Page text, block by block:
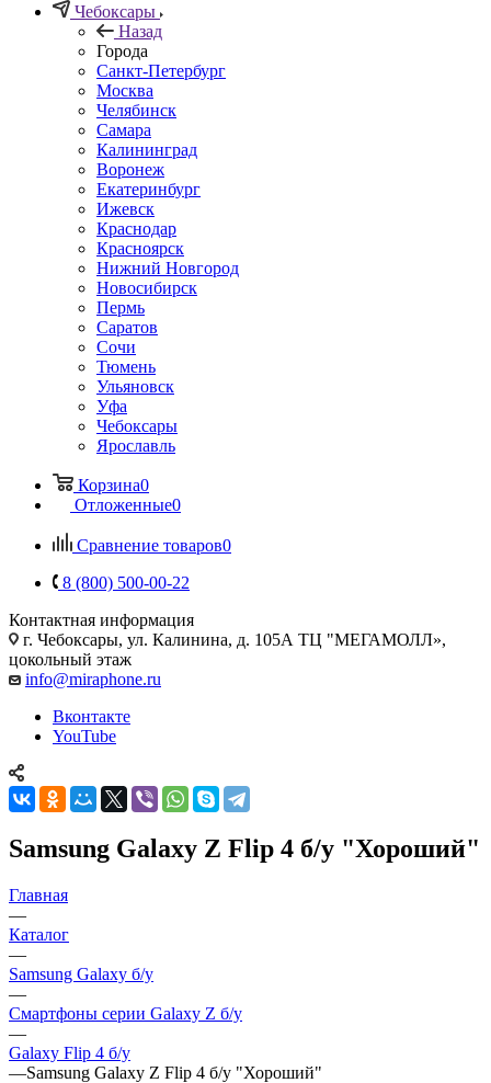
Чебоксары
Назад
Города
Санкт-Петербург
Москва
Челябинск
Самара
Калининград
Воронеж
Екатеринбург
Ижевск
Краснодар
Красноярск
Нижний Новгород
Новосибирск
Пермь
Саратов
Сочи
Тюмень
Ульяновск
Уфа
Чебоксары
Ярославль
Корзина0
Отложенные0
Сравнение товаров0
8 (800) 500-00-22
Контактная информация
г. Чебоксары, ул. Калинина, д. 105А ТЦ "МЕГАМОЛЛ»,
цокольный этаж
info@miraphone.ru
Вконтакте
YouTube
Samsung Galaxy Z Flip 4 б/у "Хороший"
Главная
—
Каталог
—
Samsung Galaxy б/у
—
Смартфоны серии Galaxy Z б/у
—
Galaxy Flip 4 б/у
—Samsung Galaxy Z Flip 4 б/у "Хороший"